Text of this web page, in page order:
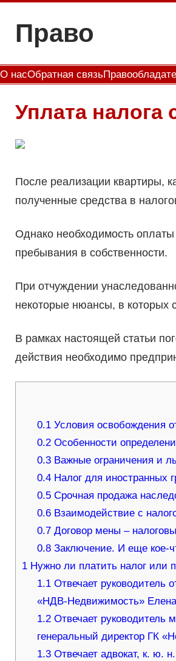
содержимому
Право
О насОбратная связь
Уплата налога
После реализации квартиры,
полученные средства в
Однако необходимость
пребывания в собственности.
При отчуждении
некоторые нюансы, в которых
В рамках настоящей статьи
действия необходимо
0.1 Условия освобождения
0.2 Особенности
0.3 Важные ограничения и
0.4 Налог для иностранных
0.5 Срочная продажа
0.6 Взаимодействие с
0.7 Договор мены –
0.8 Заключение. И еще кое-
1Нужно ли платить налог или
1.1 Отвечает руководитель
«НДВ-Недвижимость»
1.2 Отвечает руководитель
генеральный директор ГК
1.3 Отвечает адвокат, к. ю.